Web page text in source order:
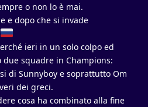
o non lo è mai.
e dopo che si invade
ieri in un solo colpo ed
squadre in Champions:
di Sunnyboy e soprattutto Om
dei greci.
cosa ha combinato alla fine